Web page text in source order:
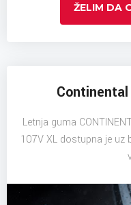
ŽELIM DA
Letnja guma
107V XL dostupna je uz